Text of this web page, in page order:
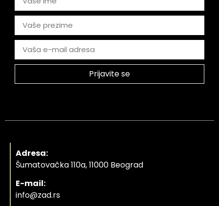
Prijavite se
Adresa:
Šumatovačka 110a, 11000 Beograd
E-mail:
info@zad.rs